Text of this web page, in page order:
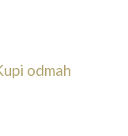
odmah